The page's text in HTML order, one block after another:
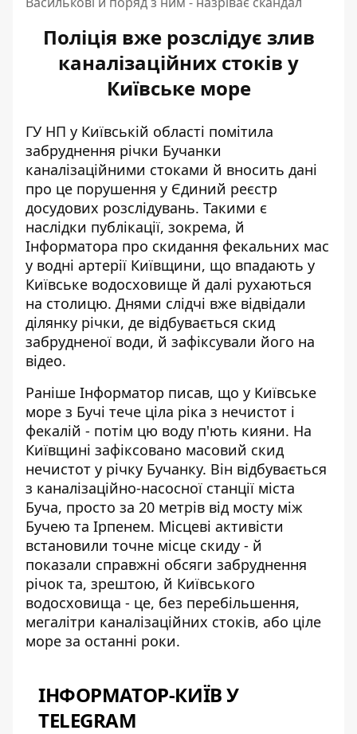
Поліція вже розслідує злив
каналізаційних стоків у
Київське море
ГУ НП у Київській області помітила
забруднення річки Бучанки
каналізаційними стоками й вносить дані
про це порушення у Єдиний реєстр
досудових розслідувань. Такими є
наслідки публікації, зокрема, й
Інформатора про скидання фекальних мас
у водні артерії Київщини, що впадають у
Київське водосховище й далі рухаються
на столицю. Днями слідчі вже відвідали
ділянку річки, де відбувається скид
забрудненої води, й зафіксували його на
відео.
Раніше Інформатор писав, що у Київське
море з Бучі тече ціла ріка з нечистот і
фекалій - потім цю воду п'ють кияни. На
Київщині зафіксовано масовий скид
нечистот у річку Бучанку. Він відбувається
з каналізаційно-насосної станції міста
Буча, просто за 20 метрів від мосту між
Бучею та Ірпенем. Місцеві активісти
встановили точне місце скиду - й
показали справжні обсяги забруднення
річок та, зрештою, й Київського
водосховища - це, без перебільшення,
мегалітри каналізаційних стоків, або ціле
море за останні роки.
ІНФОРМАТОР-КИЇВ У
TELEGRAM